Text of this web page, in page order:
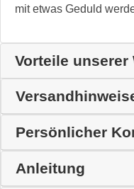
mit etwas Geduld
Vorteile unserer
Persönlicher
Anleitung